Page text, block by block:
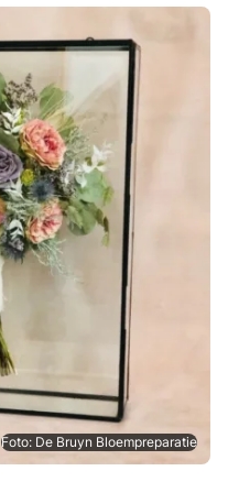
Foto: De Bruyn Bloempreparatie